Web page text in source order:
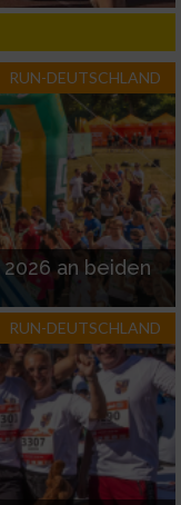
RUN-DEUTSCHLAND
2026 an beiden
RUN-DEUTSCHLAND